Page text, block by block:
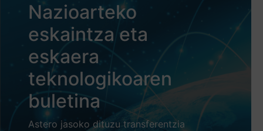
Nazioarteko
eskaintza eta
eskaera
teknologikoaren
buletina
Astero jasoko dituzu transferentzia